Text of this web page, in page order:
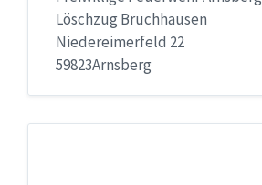
Löschzug Bruchhausen
Niedereimerfeld 22
59823Arnsberg